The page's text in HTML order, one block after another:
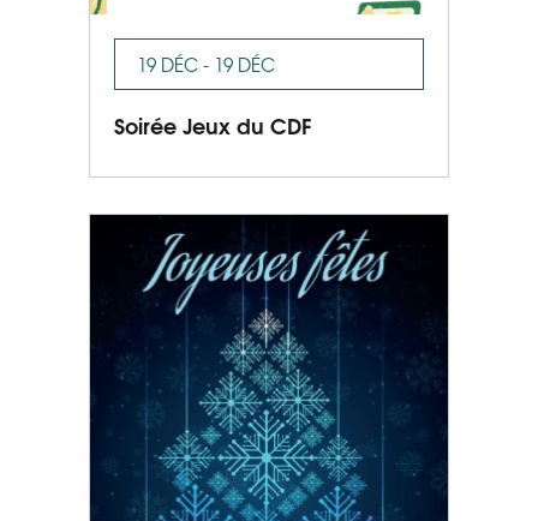
19 DÉC - 19 DÉC
Soirée Jeux du CDF